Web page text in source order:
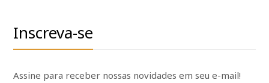
Inscreva-se
Assine para receber nossas novidades em seu e-mail!